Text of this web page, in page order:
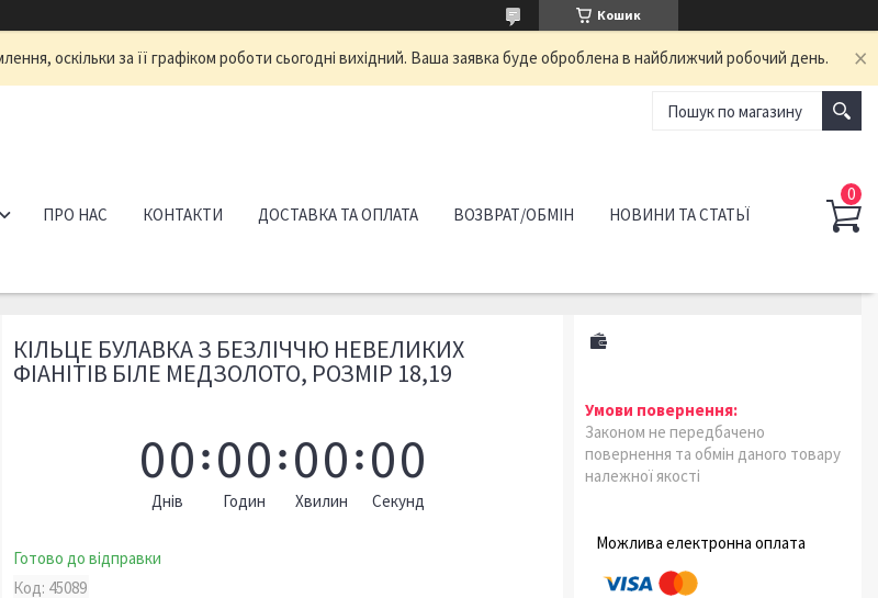
Кошик
оскільки за її графіком роботи сьогодні вихідний. Ваша заявка буде оброблена в найближчий робочий день.
ПРО НАС КОНТАКТИ ДОСТАВКА ТА ОПЛАТА ВОЗВРАТ/ОБМІН НОВИНИ ТА СТАТЬЇ
КІЛЬЦЕ БУЛАВКА З БЕЗЛІЧЧЮ НЕВЕЛИКИХ
ФІАНІТІВ БІЛЕ МЕДЗОЛОТО, РОЗМІР 18,19
00
Днів
00
Годин
00
Хвилин
00
Секунд
Готово до відправки
Код: 45089
Законом не передбачено
повернення та обмін даного товару
належної якості